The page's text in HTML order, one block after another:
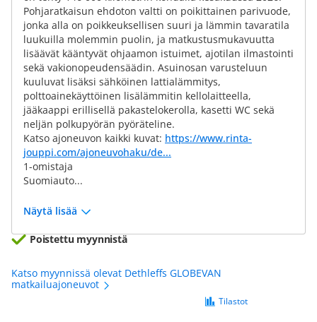
Pohjaratkaisun ehdoton valtti on poikittainen parivuode,
jonka alla on poikkeuksellisen suuri ja lämmin tavaratila
luukuilla molemmin puolin, ja matkustusmukavuutta
lisäävät kääntyvät ohjaamon istuimet, ajotilan ilmastointi
sekä vakionopeudensäädin. Asuinosan varusteluun
kuuluvat lisäksi sähköinen lattialämmitys,
polttoainekäyttöinen lisälämmitin kellolaitteella,
jääkaappi erillisellä pakastelokerolla, kasetti WC sekä
neljän polkupyörän pyöräteline.
Katso ajoneuvon kaikki kuvat: https://www.rinta-
jouppi.com/ajoneuvohaku/de...
1-omistaja
Suomiauto...
Näytä lisää
Poistettu myynnistä
Katso myynnissä olevat Dethleffs GLOBEVAN
matkailuajoneuvot
Tilastot